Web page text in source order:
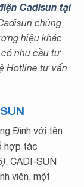
Cadisun tại
chúng
hiệu khác
nhu cầu tư
Hotline tư vấn
Đình với tên
hợp tác
. CADI-SUN
viên, một